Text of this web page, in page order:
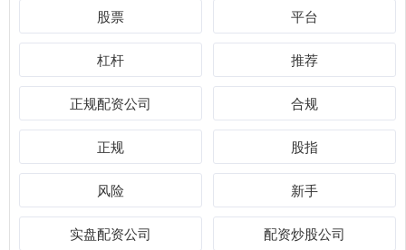
股票 平台
杠杆 推荐
正规配资公司 合规
正规 股指
风险 新手
实盘配资公司 配资炒股公司